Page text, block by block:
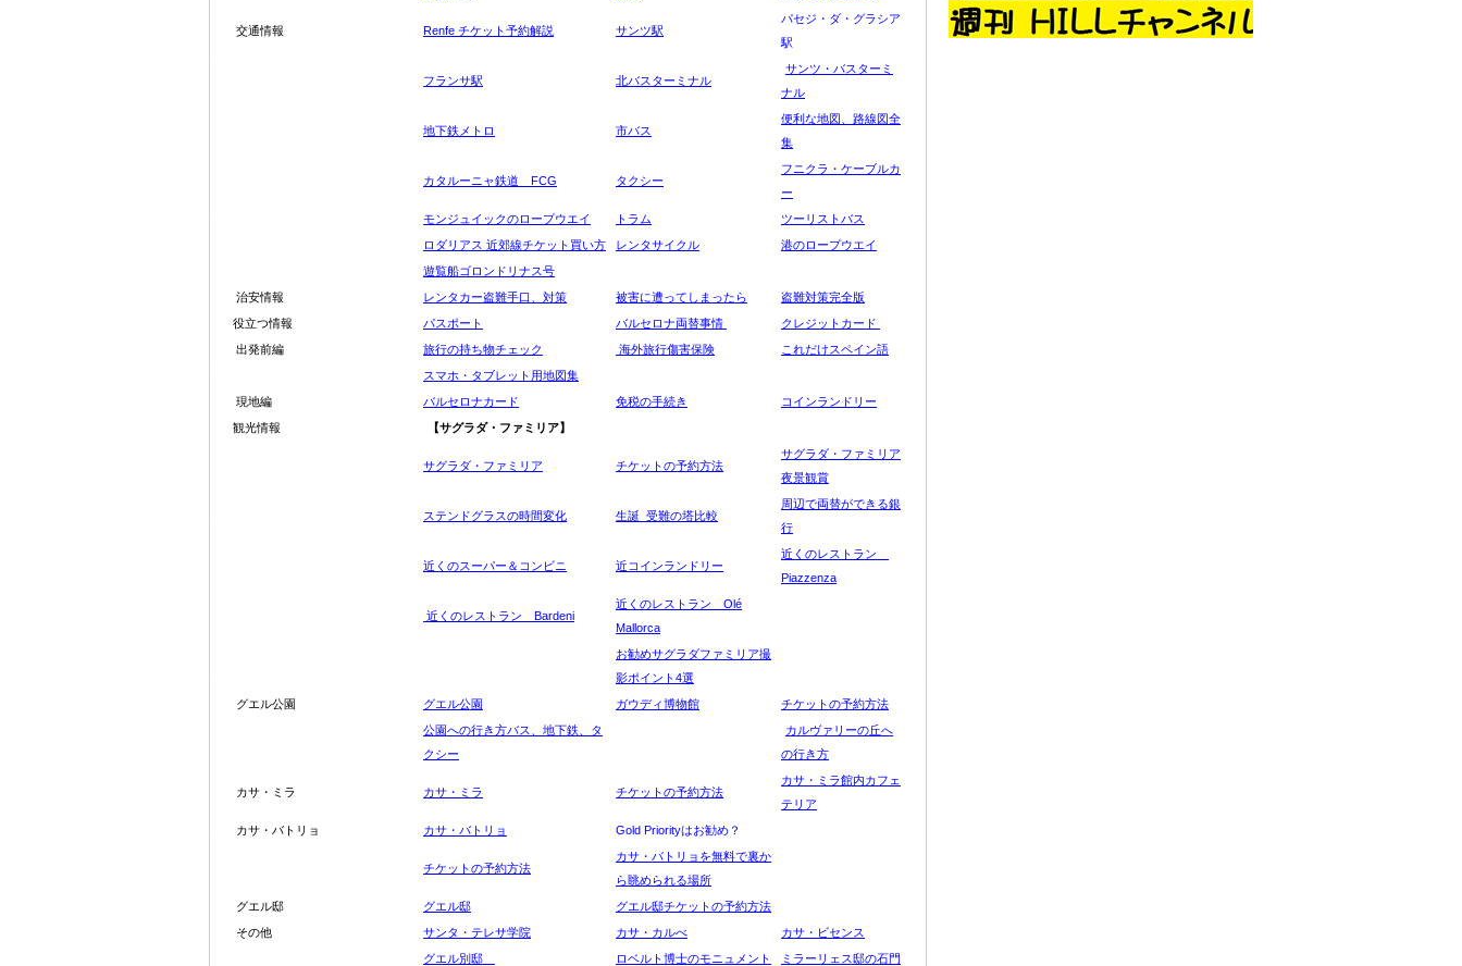
交通情報 Renfe チケット予約解説 サンツ駅
パセジ・ダ・グラシア
駅
フランサ駅 北バスターミナル
サンツ・バスターミ
ナル
地下鉄メトロ 市バス
便利な地図、路線図全
集
カタルーニャ鉄道 FCG タクシー
フニクラ・ケーブルカ
ー
モンジュイックのロープウエイ
トラム
ツーリストバス
ロダリアス 近郊線チケット買い方
レンタサイクル
港のロープウエイ
遊覧船ゴロンドリナス号
治安情報
レンタカー盗難手口、対策 被害に遭ってしまったら
盗難対策完全版
役立つ情報
パスポート バルセロナ両替事情
クレジットカード
出発前編
旅行の持ち物チェック 海外旅行傷害保険
これだけスペイン語
スマホ・タブレット用地図集
現地編
バルセロナカード 免税の手続き
コインランドリー
観光情報
【サグラダ・ファミリア】
サグラダ・ファミリア チケットの予約方法
サグラダ・ファミリア
夜景観賞
ステンドグラスの時間変化 生誕 受難の塔比較
周辺で両替ができる銀
行
近くのスーパー＆コンビニ 近コインランドリー
近くのレストラン
Piazzenza
近くのレストラン Bardeni
近くのレストラン Olé
Mallorca
お勧めサグラダファミリア撮
影ポイント4選
グエル公園
グエル公園 ガウディ博物館
チケットの予約方法
公園への行き方バス、地下鉄、タ
クシー
カルヴァリーの丘へ
の行き方
カサ・ミラ カサ・ミラ チケットの予約方法
カサ・ミラ館内カフェ
テリア
カサ・バトリョ
カサ・バトリョ Gold Priorityはお勧め？
チケットの予約方法
カサ・バトリョを無料で裏か
ら眺められる場所
グエル邸
グエル邸
グエル邸チケットの予約方法
その他
サンタ・テレサ学院 カサ・カルべ
カサ・ビセンス
グエル別邸
ロベルト博士のモニュメント
ミラーリェス邸の石門